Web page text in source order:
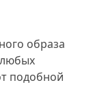
образа
подобной